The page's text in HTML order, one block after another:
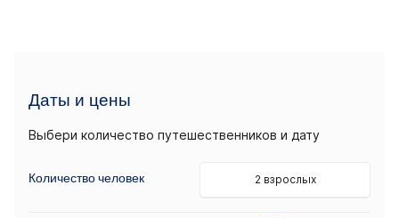
Даты и цены
Выбери количество путешественников и дату
Количество человек 2 взрослых